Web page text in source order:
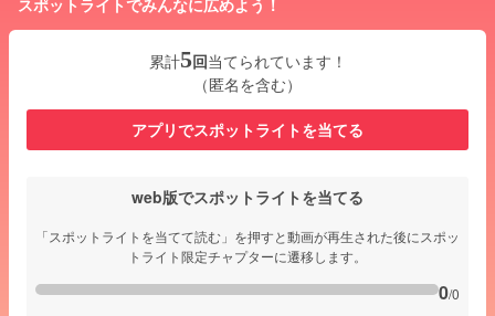
スポットライトでみんなに広めよう！
累計5回当てられています！
（匿名を含む）
アプリでスポットライトを当てる
web版でスポットライトを当てる
「スポットライトを当てて読む」を押すと動画が再生された後にスポッ
トライト限定チャプターに遷移します。
0/0